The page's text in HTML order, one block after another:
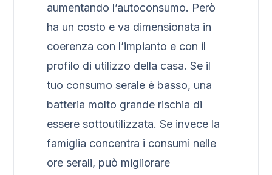
aumentando l’autoconsumo. Però
ha un costo e va dimensionata in
coerenza con l’impianto e con il
profilo di utilizzo della casa. Se il
tuo consumo serale è basso, una
batteria molto grande rischia di
essere sottoutilizzata. Se invece la
famiglia concentra i consumi nelle
ore serali, può migliorare